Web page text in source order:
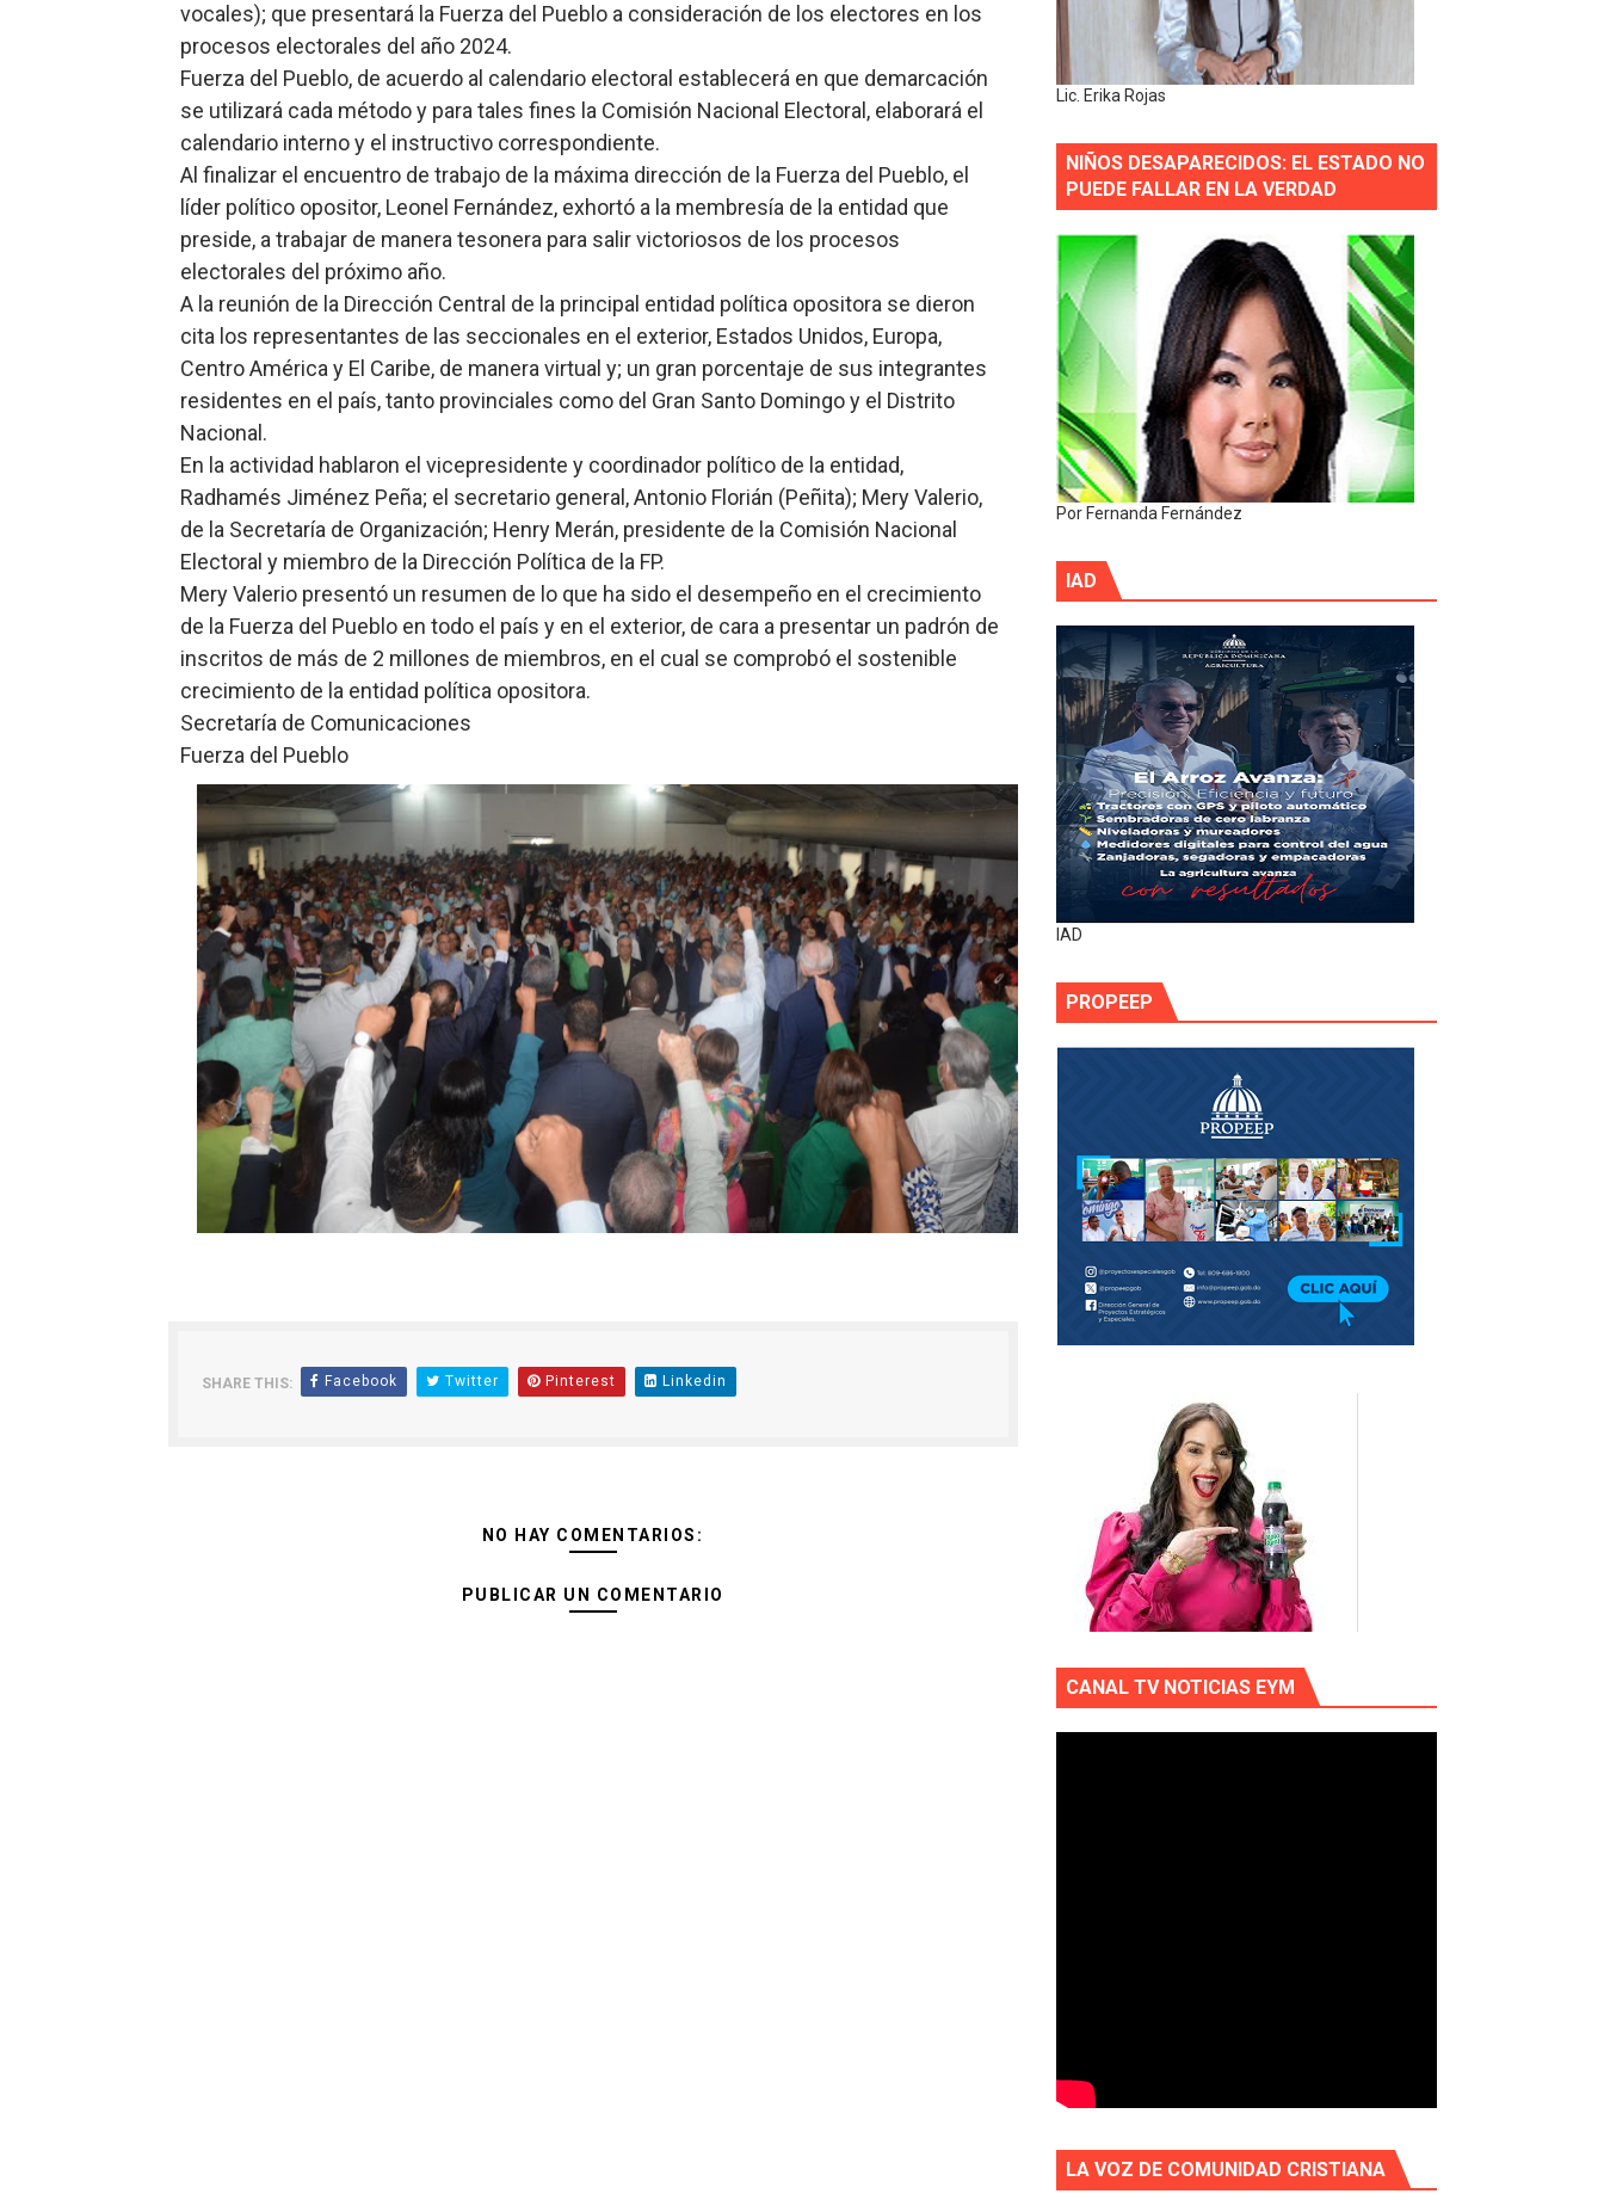
vocales); que presentará la Fuerza del Pueblo a consideración de los electores en los
procesos electorales del año 2024.
Fuerza del Pueblo, de acuerdo al calendario electoral establecerá en que demarcación
se utilizará cada método y para tales fines la Comisión Nacional Electoral, elaborará el
calendario interno y el instructivo correspondiente.
Al finalizar el encuentro de trabajo de la máxima dirección de la Fuerza del Pueblo, el
líder político opositor, Leonel Fernández, exhortó a la membresía de la entidad que
preside, a trabajar de manera tesonera para salir victoriosos de los procesos
electorales del próximo año.
A la reunión de la Dirección Central de la principal entidad política opositora se dieron
cita los representantes de las seccionales en el exterior, Estados Unidos, Europa,
Centro América y El Caribe, de manera virtual y; un gran porcentaje de sus integrantes
residentes en el país, tanto provinciales como del Gran Santo Domingo y el Distrito
Nacional.
En la actividad hablaron el vicepresidente y coordinador político de la entidad,
Radhamés Jiménez Peña; el secretario general, Antonio Florián (Peñita); Mery Valerio,
de la Secretaría de Organización; Henry Merán, presidente de la Comisión Nacional
Electoral y miembro de la Dirección Política de la FP.
Mery Valerio presentó un resumen de lo que ha sido el desempeño en el crecimiento
de la Fuerza del Pueblo en todo el país y en el exterior, de cara a presentar un padrón de
inscritos de más de 2 millones de miembros, en el cual se comprobó el sostenible
crecimiento de la entidad política opositora.
Secretaría de Comunicaciones
Fuerza del Pueblo
SHARE THIS: Facebook Twitter Pinterest Linkedin
NO HAY COMENTARIOS:
PUBLICAR UN COMENTARIO
Lic. Erika Rojas
NIÑOS DESAPARECIDOS: EL ESTADO NO
PUEDE FALLAR EN LA VERDAD
Por Fernanda Fernández
IAD
IAD
PROPEEP
CANAL TV NOTICIAS EYM
LA VOZ DE COMUNIDAD CRISTIANA